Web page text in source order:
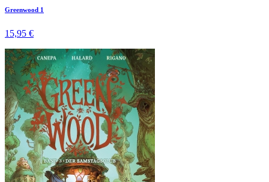
Greenwood 1
15,95 €